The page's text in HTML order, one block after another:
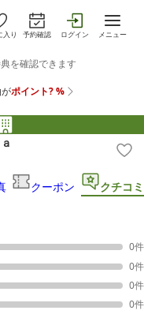
入り 予約確認 ログイン メニュー
クーポン クチコミ
0件
0件
0件
0件